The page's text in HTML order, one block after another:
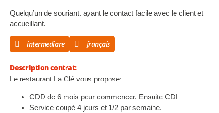
Quelqu’un de souriant, ayant le contact facile avec le client et
accueillant.
intermediare français
Description contrat:
Le restaurant La Clé vous propose:
CDD de 6 mois pour commencer. Ensuite CDI
Service coupé 4 jours et 1/2 par semaine.